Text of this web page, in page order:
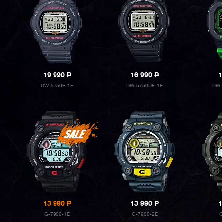
19 990P
DW-5750E-1E
16 990P
DW-5750UE-1E
13 990P
G-7900-1E
13 990P
G-7900-2E